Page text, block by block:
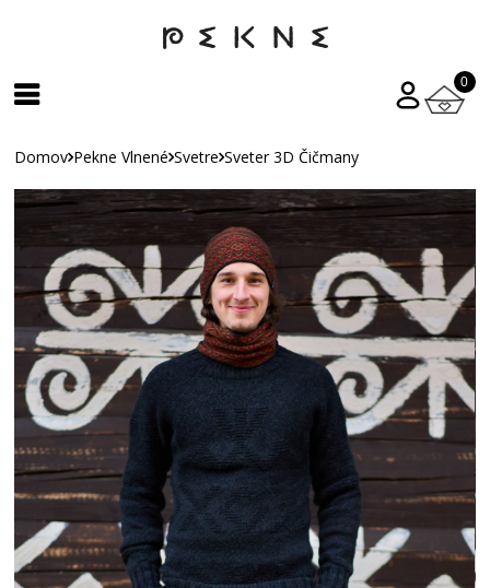
0
Domov Pekne Vlnené Svetre Sveter 3D Čičmany